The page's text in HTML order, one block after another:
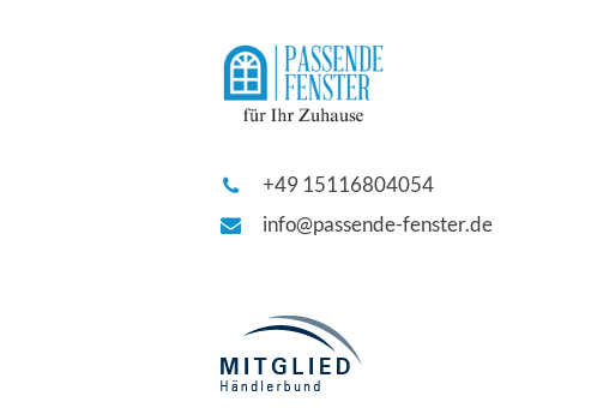
+49 15116804054
info@passende-fenster.de